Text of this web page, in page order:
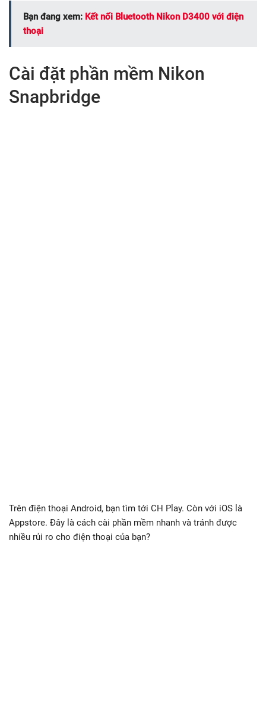
Bạn đang xem: Kết nối Bluetooth Nikon D3400 với điện
thoại
Cài đặt phần mềm Nikon
Snapbridge
Trên điện thoại Android, bạn tìm tới CH Play. Còn với iOS là
Appstore. Đây là cách cài phần mềm nhanh và tránh được
nhiều rủi ro cho điện thoại của bạn?